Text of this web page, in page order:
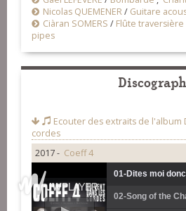
Nicolas QUEMENER/ Guitare
Ciàran SOMERS / Flûte
pipes
Ecouter des extraits de l'album
cordes
2017 - Coeff 4
01-Dites moi donc
02-Song of the